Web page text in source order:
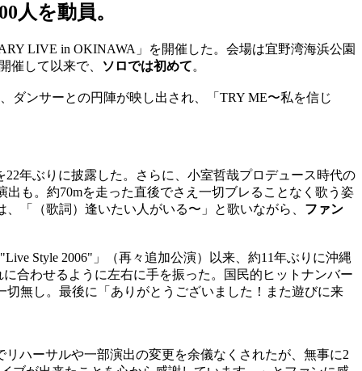
人を動員。
LIVE in OKINAWA」を開催した。会場は宜野湾海浜公園
催して以来で、
ソロでは初めて。
ダンサーとの円陣が映し出され、「TRY ME〜私を信じ
年ぶりに披露した。さらに、小室哲哉プロデュース時代の
出も。約70mを走った直後でさえ一切ブレることなく歌う姿
「（歌詞）逢いたい人がいる〜」と歌いながら、 ファン
Style 2006"」（再々追加公演）以来、約11年ぶりに沖縄
合わせるように左右に手を振った。国民的ヒットナンバー
無し。最後に「ありがとうございました！また遊びに来
ハーサルや一部演出の変更を余儀なくされたが、無事に2